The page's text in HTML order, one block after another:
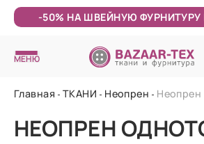
-50% НА ШВЕЙНУЮ
МЕНЮ
Главная ТКАНИ Неопрен
НЕОПРЕН